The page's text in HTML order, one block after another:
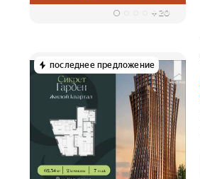
+ 20
последнее предложение